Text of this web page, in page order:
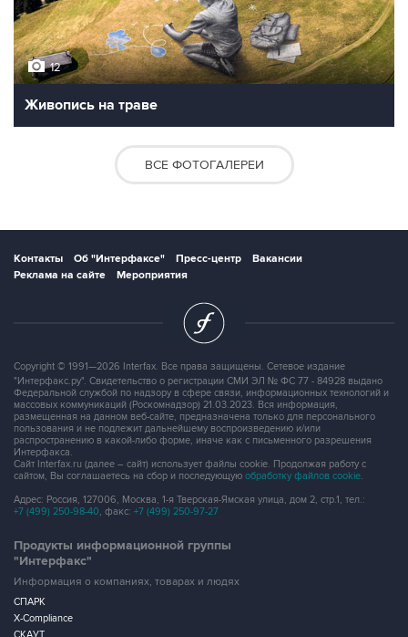
12
Живопись на траве
ВСЕ ФОТОГАЛЕРЕИ
Контакты Об "Интерфаксе" Пресс-центр
Вакансии
Реклама на сайте
Мероприятия
Copyright © 1991—2026 Interfax. Все права защищены. Сетевое издание
"Интерфакс.ру". Свидетельство о регистрации СМИ ЭЛ № ФС 77 - 84928 выдано
Федеральной службой по надзору в сфере связи, информационных технологий и
массовых коммуникаций (Роскомнадзор) 21.03.2023. Вся информация,
размещенная на данном веб-сайте, предназначена только для персонального
пользования и не подлежит дальнейшему воспроизведению и/или
распространению в какой-либо форме, иначе как с письменного разрешения
Интерфакса.
Сайт Interfax.ru (далее – сайт) использует файлы cookie. Продолжая работу с
сайтом, Вы соглашаетесь на сбор и последующую обработку файлов cookie.
Адрес: Россия, 127006, Москва, 1-я Тверская-Ямская улица, дом 2, стр.1, тел.:
+7 (499) 250-98-40, факс: +7 (499) 250-97-27
Продукты информационной группы
"Интерфакс"
Информация о компаниях, товарах и людях
СПАРК
X-Compliance